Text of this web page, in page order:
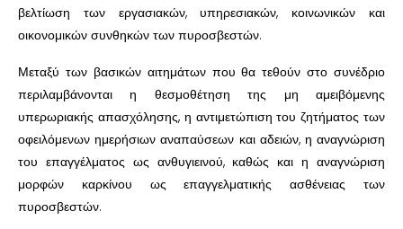
βελτίωση των εργασιακών, υπηρεσιακών, κοινωνικών και
οικονομικών συνθηκών των πυροσβεστών.
Μεταξύ των βασικών αιτημάτων που θα τεθούν στο συνέδριο
περιλαμβάνονται η θεσμοθέτηση της μη αμειβόμενης
υπερωριακής απασχόλησης, η αντιμετώπιση του ζητήματος των
οφειλόμενων ημερήσιων αναπαύσεων και αδειών, η αναγνώριση
του επαγγέλματος ως ανθυγιεινού, καθώς και η αναγνώριση
μορφών καρκίνου ως επαγγελματικής ασθένειας των
πυροσβεστών.